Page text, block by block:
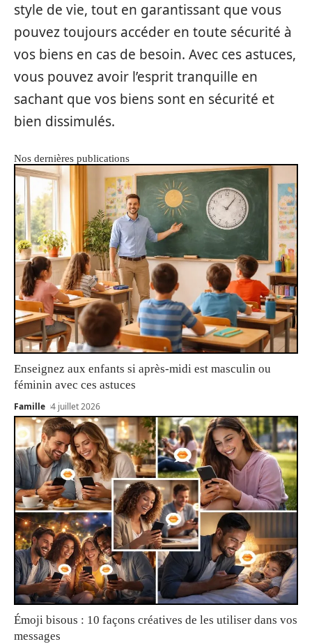
style de vie, tout en garantissant que vous
pouvez toujours accéder en toute sécurité à
vos biens en cas de besoin. Avec ces astuces,
vous pouvez avoir l’esprit tranquille en
sachant que vos biens sont en sécurité et
bien dissimulés.
Nos dernières publications
Enseignez aux enfants si après-midi est masculin ou
féminin avec ces astuces
Famille 4 juillet 2026
Émoji bisous : 10 façons créatives de les utiliser dans vos
messages